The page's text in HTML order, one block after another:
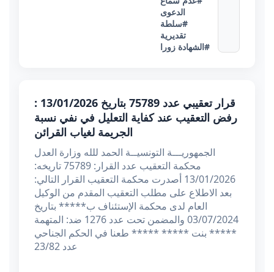
الدعوى
#سلطة
تقديرية
#الشهادة زورا
قرار تعقيبي عدد 75789 بتاريخ 13/01/2026 :
رفض التعقيب عند كفاية التعليل في نفي نسبة
الجريمة لغياب القرائن
الجمهوريـــة التونسيــة الحمد للله وزارة العدل
محكمة التعقيب عدد القرار: 75789 تاريخه:
13/01/2026 أصدرت محكمة التعقيب القرار التالي:
بعد الاطلاع على مطلب التعقيب المقدم من الوكيل
العام لدى محكمة الإستئناف ب***** بتاريخ
03/07/2024 والمضمن تحت عدد 1276 ضد: المتهمة
***** بنت ***** ***** طعنا في الحكم الجناحي
عدد 23/82